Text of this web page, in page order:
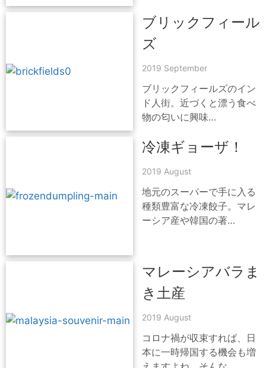
ブリックフィール
ズ
2019 September
ブリックフィールズのイン
ド人街。近づくと漂う食べ
物の匂いに興味…
冷凍ギョーザ！
2019 August
地元のスーパーで手に入る
種類豊富な冷凍餃子。マレ
ーシア産や韓国の著…
マレーシアバラま
き土産
2019 August
コロナ禍が収束すれば、日
本に一時帰国する機会も増